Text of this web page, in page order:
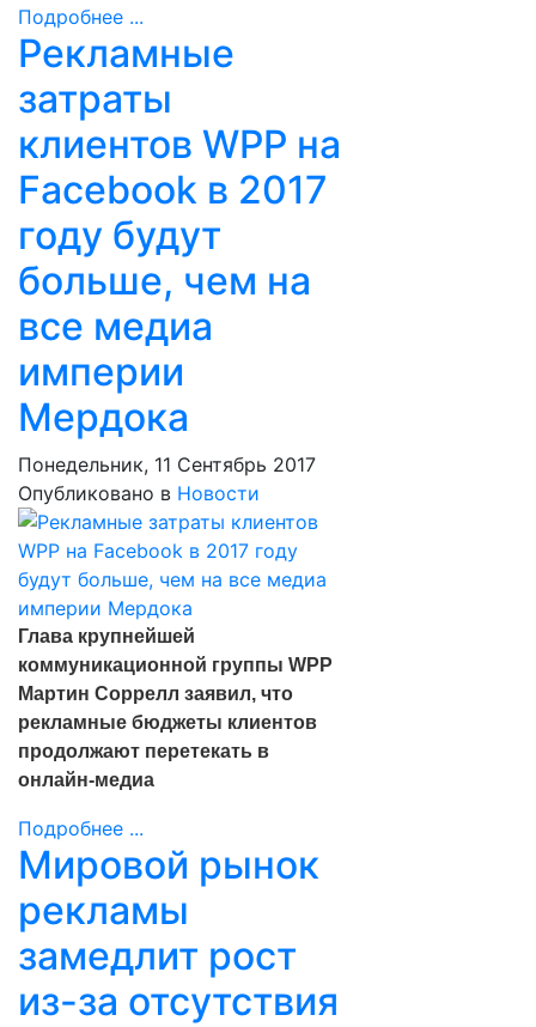
Подробнее ...
Рекламные
затраты
клиентов WPP на
Facebook в 2017
году будут
больше, чем на
все медиа
империи
Мердока
Понедельник, 11 Сентябрь 2017
Опубликовано в Новости
Глава крупнейшей
коммуникационной группы WPP
Мартин Соррелл заявил, что
рекламные бюджеты клиентов
продолжают перетекать в
онлайн-медиа
Подробнее ...
Мировой рынок
рекламы
замедлит рост
из-за отсутствия